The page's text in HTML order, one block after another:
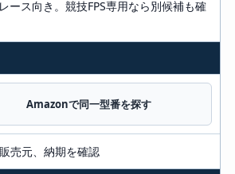
ース向き。競技FPS専用なら別候補も確
Amazonで同一型番を探す
売元、納期を確認